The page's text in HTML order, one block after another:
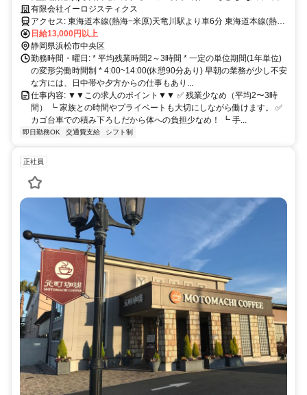
活躍できる近場ルート配送です。
有限会社イーロジスティクス
アクセス: 東海道本線(熱海−米原)天竜川駅より車6分 東海道本線(熱海
−米原)豊田町駅より車14分 東海道新幹線浜松駅より車16分 東海道本
線(熱海−米原)浜松駅より車16分 遠州鉄道八幡駅より車17分
日給13,000円以上
静岡県浜松市中央区
勤務時間・曜日: * 平均残業時間2～3時間 * 一定の単位期間(1年単位)
の変形労働時間制 * 4:00~14:00(休憩90分あり) 早朝の業務が少し不安
な方には、日中帯や夕方からの仕事もあり...
仕事内容: ▼▼この求人のポイント▼▼ ✅ 残業少なめ（平均2〜3時
間） ┗ 家族との時間やプライベートも大切にしながら働けます。 ✅
カゴ台車での積み下ろしだから体への負担少なめ！ ┗ 手...
即日勤務OK 交通費支給 シフト制
正社員